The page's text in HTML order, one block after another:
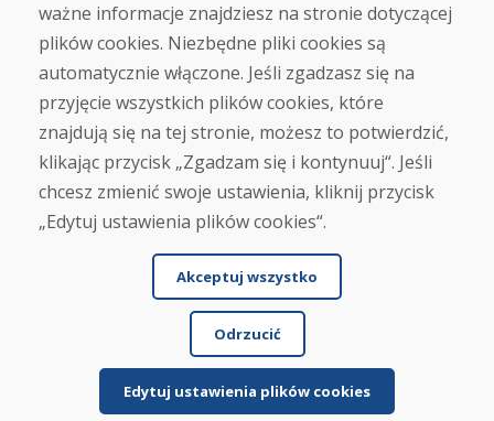
Sklep internetowy
Warunki handlowe
Transport
Zapłata
Skarga
Zwrot i wymiana towaru
Ochrona danych osobowych
Cookies
© DOMIVOSPORT 2026, wszystkie prawa zastrzeżone
ważne informacje znajdziesz na stronie dotyczącej
plików cookies. Niezbędne pliki cookies są
automatycznie włączone. Jeśli zgadzasz się na
przyjęcie wszystkich plików cookies, które
znajdują się na tej stronie, możesz to potwierdzić,
klikając przycisk „Zgadzam się i kontynuuj“. Jeśli
chcesz zmienić swoje ustawienia, kliknij przycisk
„Edytuj ustawienia plików cookies“.
Akceptuj wszystko
Odrzucić
Edytuj ustawienia plików cookies